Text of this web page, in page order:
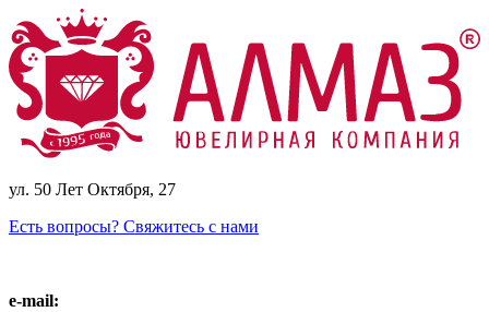
ул. 50 Лет Октября, 27
Есть вопросы? Свяжитесь с нами
e-mail: